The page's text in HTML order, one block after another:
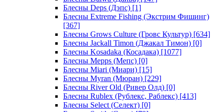
Блесны Deps (Дэпс) [1]
Блесны Extreme Fishing (Экстрим Фишинг)
[367]
Блесны Grows Culture (Гровс Культур) [634]
Блесны Jackall Timon (Джакал Тимон) [0]
Блесны Kosadaka (Косадака) [1077]
Блесны Mepps (Мепс) [0]
Блесны Miari (Миари) [15]
Блесны Myran (Мюран) [229]
Блесны River Old (Ривер Олд) [0]
Блесны Rublex (Рублекс, Раблекс) [413]
Блесны Select (Селект) [0]